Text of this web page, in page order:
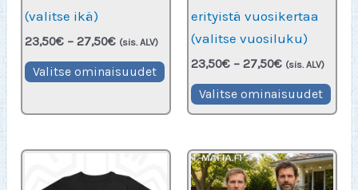
(valitse ikä)
23,50€ – 27,50€Hintaluokka:
-
27,50€
(sis. ALV)
Valitse ominaisuudet Tällä
tuotteella
on
muunnelma.
erityistä vuosikertaa
(valitse vuosiluku)
23,50€ – 27,50€Hintaluokka:
-
27,50€
(sis. ALV)
Valitse ominaisuudet